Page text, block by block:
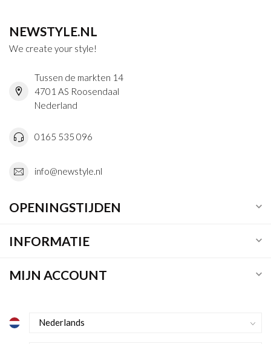
NEWSTYLE.NL
We create your style!
Tussen de markten 14
4701 AS Roosendaal
Nederland
0165 535 096
info@newstyle.nl
OPENINGSTIJDEN
INFORMATIE
MIJN ACCOUNT